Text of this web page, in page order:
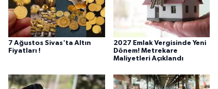
7 Ağustos Sivas'ta Altın
Fiyatları !
2027 Emlak Vergisinde Yeni
Dönem! Metrekare
Maliyetleri Açıklandı